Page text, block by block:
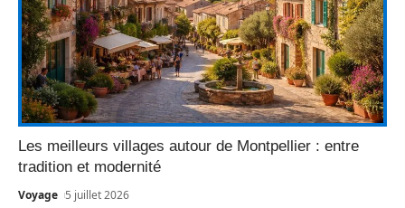
Les meilleurs villages autour de Montpellier : entre
tradition et modernité
Voyage 5 juillet 2026